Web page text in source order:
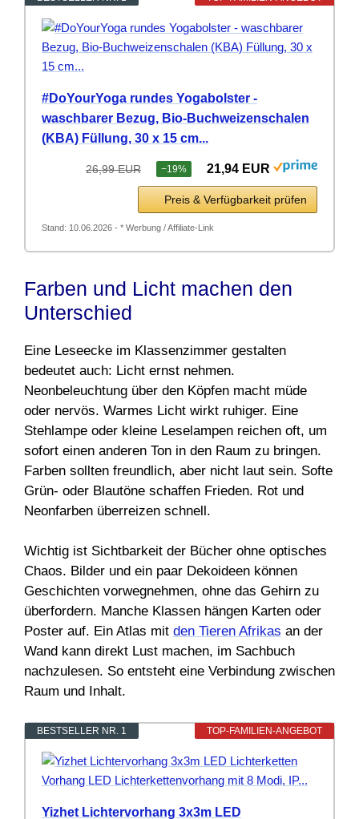
#DoYourYoga rundes Yogabolster -
waschbarer Bezug, Bio-Buchweizenschalen
(KBA) Füllung, 30 x 15 cm...
26,99 EUR −19% 21,94 EUR
Preis & Verfügbarkeit prüfen
Stand: 10.06.2026 - * Werbung / Affiliate-Link
Farben und Licht machen den
Unterschied
Eine Leseecke im Klassenzimmer gestalten
bedeutet auch: Licht ernst nehmen.
Neonbeleuchtung über den Köpfen macht müde
oder nervös. Warmes Licht wirkt ruhiger. Eine
Stehlampe oder kleine Leselampen reichen oft, um
sofort einen anderen Ton in den Raum zu bringen.
Farben sollten freundlich, aber nicht laut sein. Softe
Grün- oder Blautöne schaffen Frieden. Rot und
Neonfarben überreizen schnell.
Wichtig ist Sichtbarkeit der Bücher ohne optisches
Chaos. Bilder und ein paar Dekoideen können
Geschichten vorwegnehmen, ohne das Gehirn zu
überfordern. Manche Klassen hängen Karten oder
Poster auf. Ein Atlas mit den Tieren Afrikas an der
Wand kann direkt Lust machen, im Sachbuch
nachzulesen. So entsteht eine Verbindung zwischen
Raum und Inhalt.
TOP-FAMILIEN-ANGEBOT
BESTSELLER NR. 1
Yizhet Lichtervorhang 3x3m LED